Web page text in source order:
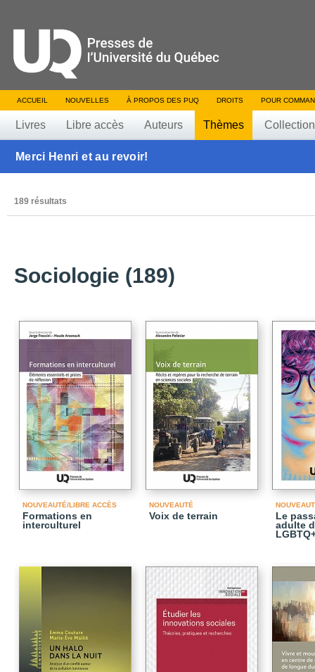
ACCUEIL NOUVELLES À PROPOS DES PUQ DROITS POUR
Livres Libre accès Auteurs Thèmes
Merci Henri et au revoir!
189 résultats
Sociologie (189)
NOUVEAUTÉ/LIBRE ACCÈS
Formations en
interculturel
NOUVEAUTÉ
Voix de terrain
Le
adulte